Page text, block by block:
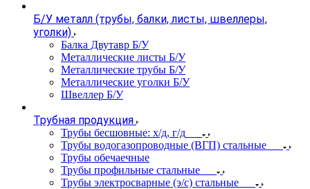
Б/У металл (трубы, балки, листы, швеллеры,
уголки)
Балка Двутавр Б/У
Металлические листы Б/У
Металлические трубы Б/У
Металлические уголки Б/У
Швеллер Б/У
Трубная продукция
Трубы бесшовные: х/д, г/д
Трубы водогазопроводные (ВГП) стальные
Трубы обечаечные
Трубы профильные стальные
Трубы электросварные (э/с) стальные